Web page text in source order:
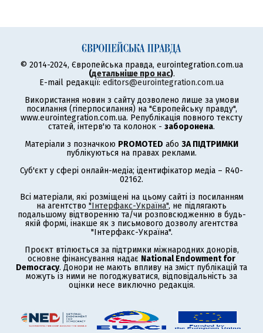
© 2014-2024, Європейська правда, eurointegration.com.ua
(детальніше про нас).
E-mail редакції: editors@eurointegration.com.ua
Використання новин з сайту дозволено лише за умови
посилання (гіперпосилання) на "Європейську правду",
www.eurointegration.com.ua. Републікація повного тексту
статей, інтерв'ю та колонок - заборонена.
Матеріали з позначкою PROMOTED або ЗА ПІДТРИМКИ
публікуються на правах реклами.
Суб'єкт у сфері онлайн-медіа; ідентифікатор медіа – R40-
02162.
Всі матеріали, які розміщені на цьому сайті із посиланням
на агентство "Інтерфакс-Україна", не підлягають
подальшому відтворенню та/чи розповсюдженню в будь-
якій формі, інакше як з письмового дозволу агентства
"Інтерфакс-Україна".
Проєкт втілюється за підтримки міжнародних донорів,
основне фінансування надає National Endowment for
Democracy. Донори не мають впливу на зміст публікацій та
можуть із ними не погоджуватися, відповідальність за
оцінки несе виключно редакція.